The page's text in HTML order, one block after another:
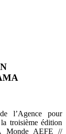
l’Agence pour
troisième édition
Monde AEFE //